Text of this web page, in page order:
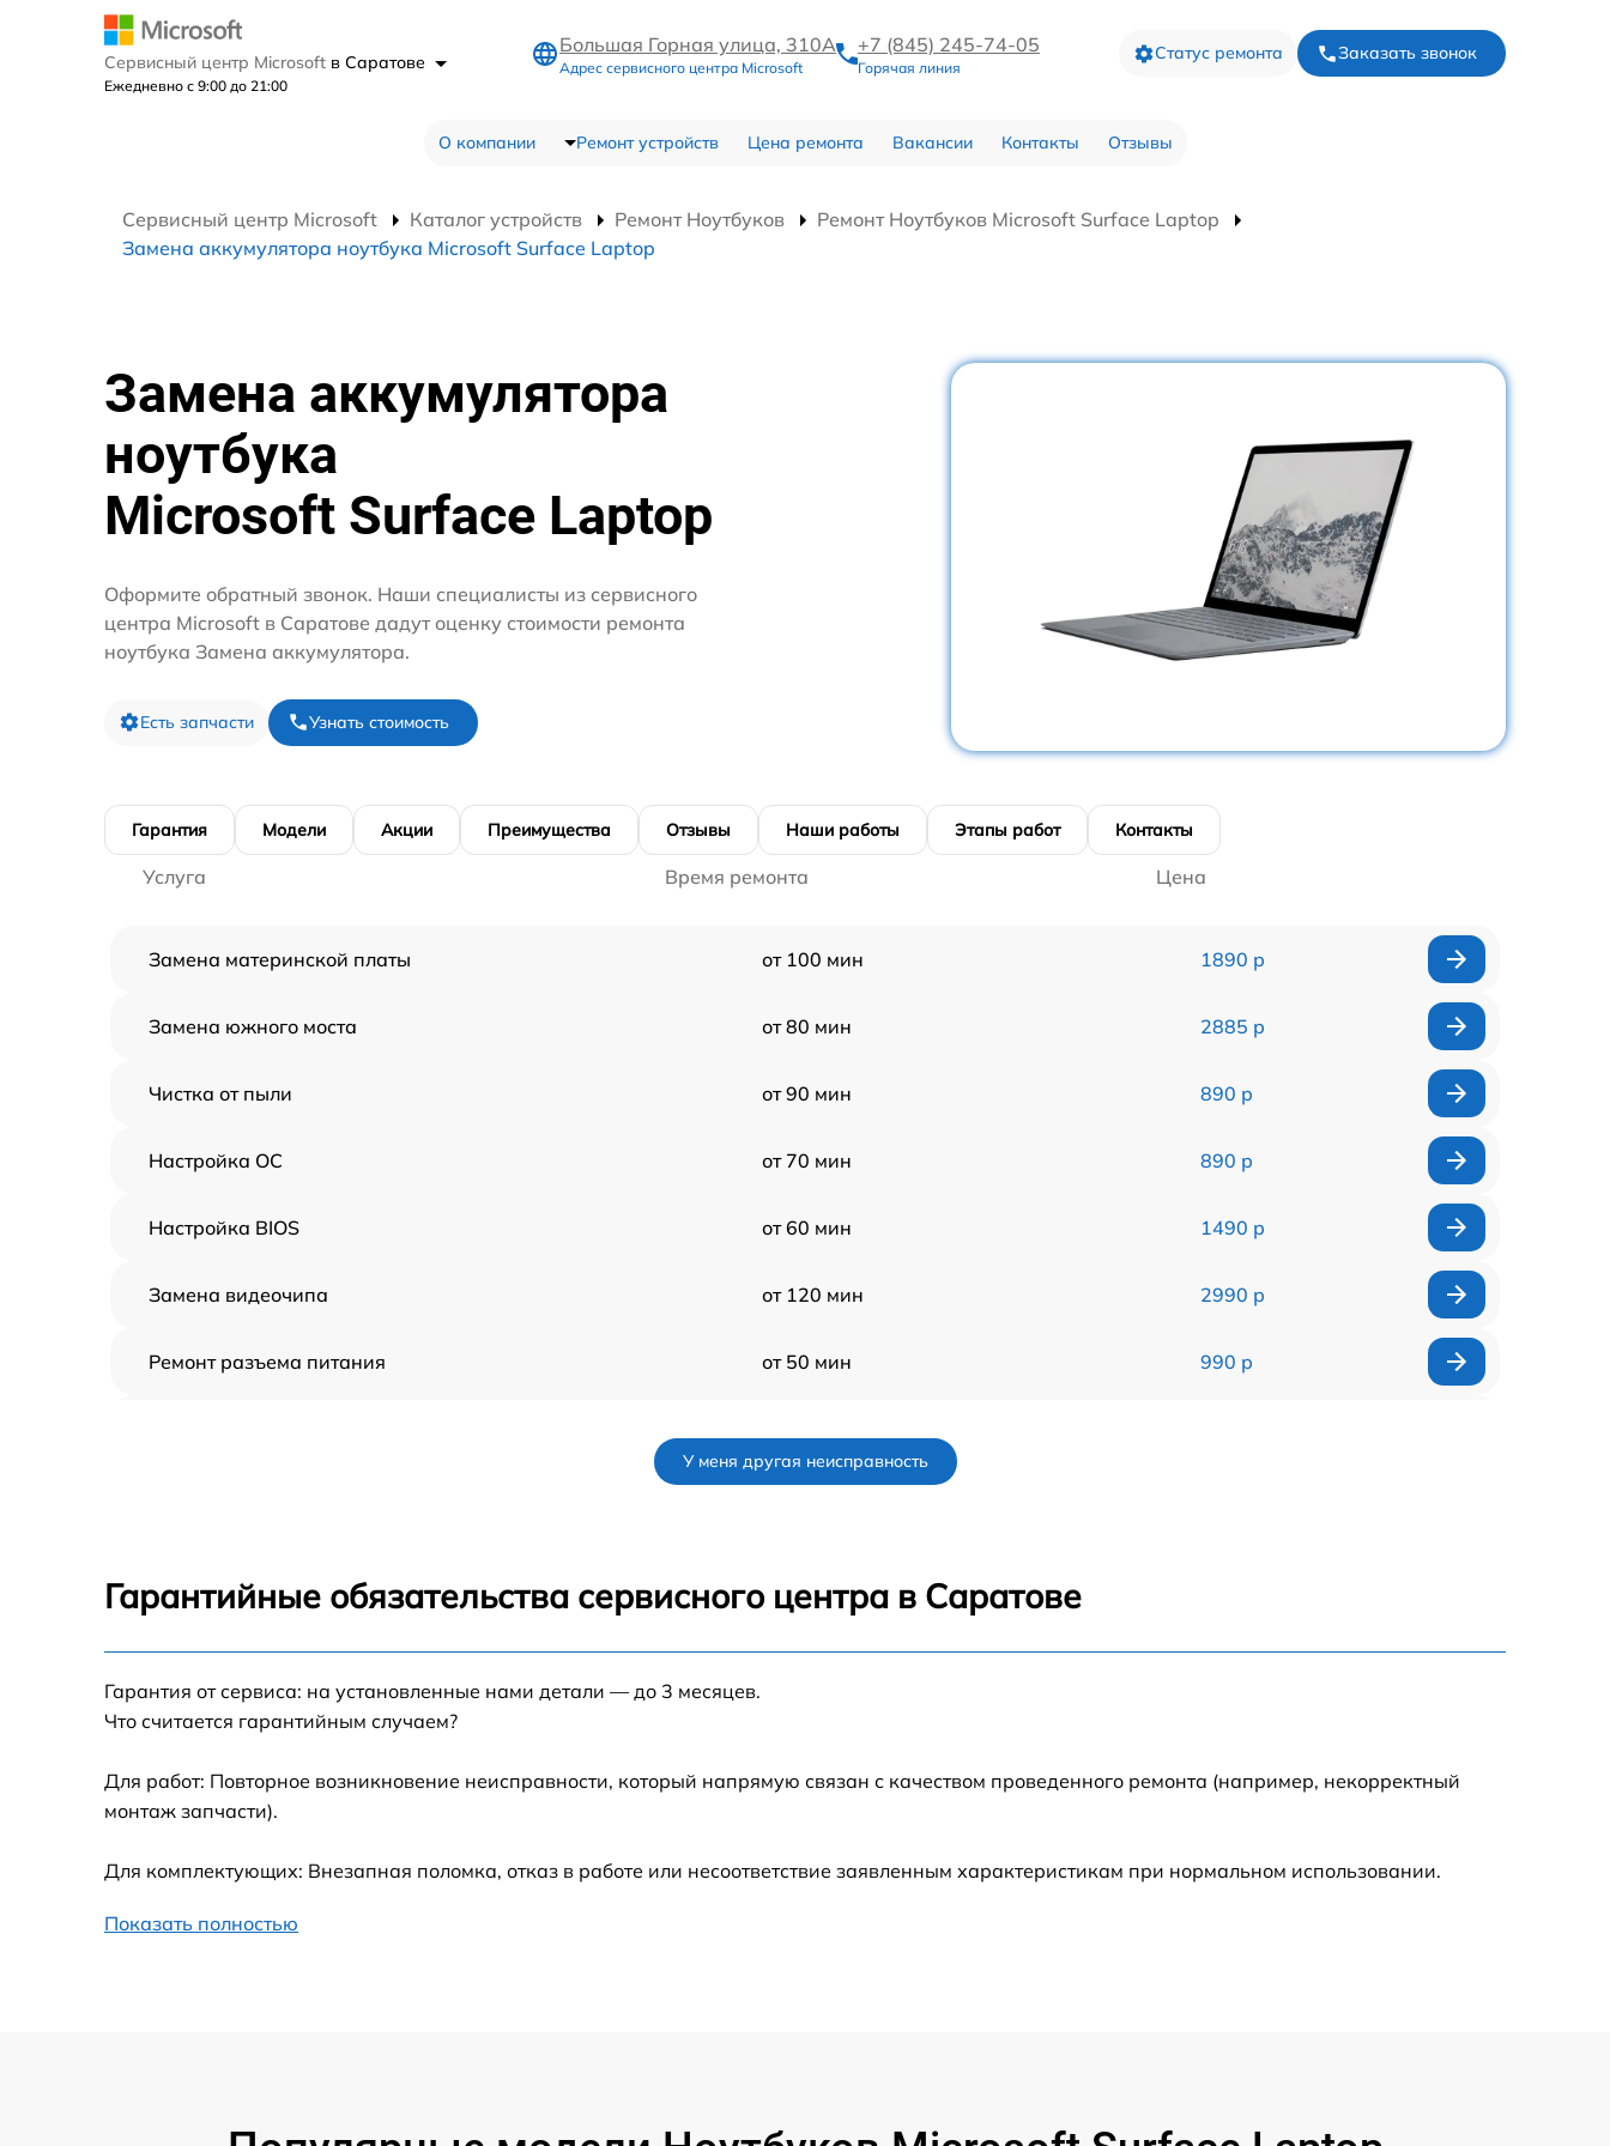
Сервисный центр Microsoft в Саратове
Ежедневно с 9:00 до 21:00
Большая Горная улица, 310А
Адрес сервисного центра Microsoft
+7 (845) 245-74-05
Горячая линия
Статус ремонта Заказать звонок
О компании Ремонт устройств Цена ремонта Вакансии Контакты Отзывы
Сервисный центр Microsoft Каталог устройств Ремонт Ноутбуков
Ремонт Ноутбуков Microsoft Surface Laptop
Замена аккумулятора ноутбука Microsoft Surface Laptop
Замена аккумулятора
ноутбука
Microsoft Surface Laptop
Оформите обратный звонок. Наши специалисты из сервисного
центра Microsoft в Саратове дадут оценку стоимости ремонта
ноутбука Замена аккумулятора.
Есть запчасти Узнать стоимость
Гарантия Модели Акции Преимущества Отзывы Наши работы Этапы работ Контакты
Услуга Время ремонта Цена
Замена материнской платы от 100 мин 1890 р
Замена южного моста от 80 мин 2885 р
Чистка от пыли от 90 мин 890 р
Настройка ОС от 70 мин 890 р
Настройка BIOS от 60 мин 1490 р
Замена видеочипа от 120 мин 2990 р
Ремонт разъема питания от 50 мин 990 р
Замена шим-контроллера
У меня другая неисправность
Гарантийные обязательства сервисного центра в Саратове
Гарантия от сервиса: на установленные нами детали — до 3 месяцев.
Что считается гарантийным случаем?
Для работ: Повторное возникновение неисправности, который напрямую связан с качеством проведенного ремонта (например, некорректный
монтаж запчасти).
Для комплектующих: Внезапная поломка, отказ в работе или несоответствие заявленным характеристикам при нормальном использовании.
Показать полностью